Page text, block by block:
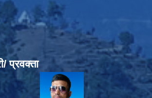
प्रवक्ता